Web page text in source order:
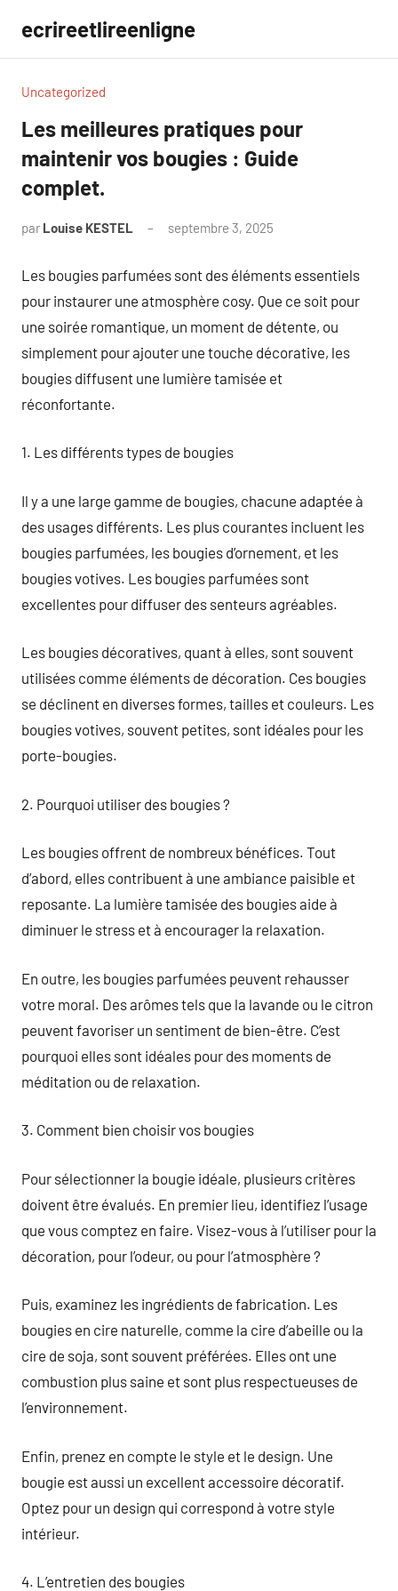
contenu
ecrireetlireenligne
Uncategorized
Les meilleures pratiques pour
maintenir vos bougies : Guide
complet.
par Louise KESTEL septembre 3, 2025
Les bougies parfumées sont des éléments essentiels
pour instaurer une atmosphère cosy. Que ce soit pour
une soirée romantique, un moment de détente, ou
simplement pour ajouter une touche décorative, les
bougies diffusent une lumière tamisée et
réconfortante.
1. Les différents types de bougies
Il y a une large gamme de bougies, chacune adaptée à
des usages différents. Les plus courantes incluent les
bougies parfumées, les bougies d’ornement, et les
bougies votives. Les bougies parfumées sont
excellentes pour diffuser des senteurs agréables.
Les bougies décoratives, quant à elles, sont souvent
utilisées comme éléments de décoration. Ces bougies
se déclinent en diverses formes, tailles et couleurs. Les
bougies votives, souvent petites, sont idéales pour les
porte-bougies.
2. Pourquoi utiliser des bougies ?
Les bougies offrent de nombreux bénéfices. Tout
d’abord, elles contribuent à une ambiance paisible et
reposante. La lumière tamisée des bougies aide à
diminuer le stress et à encourager la relaxation.
En outre, les bougies parfumées peuvent rehausser
votre moral. Des arômes tels que la lavande ou le citron
peuvent favoriser un sentiment de bien-être. C’est
pourquoi elles sont idéales pour des moments de
méditation ou de relaxation.
3. Comment bien choisir vos bougies
Pour sélectionner la bougie idéale, plusieurs critères
doivent être évalués. En premier lieu, identifiez l’usage
que vous comptez en faire. Visez-vous à l’utiliser pour la
décoration, pour l’odeur, ou pour l’atmosphère ?
Puis, examinez les ingrédients de fabrication. Les
bougies en cire naturelle, comme la cire d’abeille ou la
cire de soja, sont souvent préférées. Elles ont une
combustion plus saine et sont plus respectueuses de
l’environnement.
Enfin, prenez en compte le style et le design. Une
bougie est aussi un excellent accessoire décoratif.
Optez pour un design qui correspond à votre style
intérieur.
4. L’entretien des bougies